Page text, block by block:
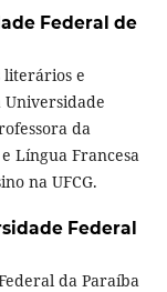
Federal de
literários e
Universidade
da
Língua Francesa
na UFCG.
Federal
da Paraíba